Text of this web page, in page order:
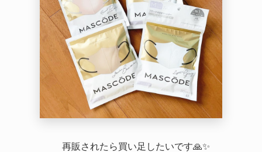
再販されたら買い足したいです🙏✨